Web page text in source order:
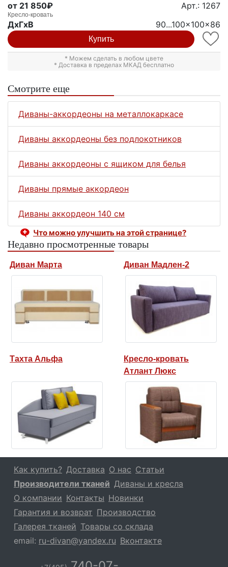
от 21 850₽ Арт.: 1267
Кресло-кровать
ДxГxВ 90...100x100x86
Купить
* Можем сделать в любом цвете
* Доставка в пределах МКАД бесплатно
Смотрите еще
Диваны-аккордеоны на металлокаркасе
Диваны аккордеоны без подлокотников
Диваны аккордеоны с ящиком для белья
Диваны прямые аккордеон
Диваны аккордеон 140 см
Что можно улучшить на этой странице?
Недавно просмотренные товары
Диван Марта Диван Мадлен-2
Тахта Альфа
Кресло-кровать
Атлант Люкс
Как купить? Доставка О нас Статьи
Производители тканей Диваны и кресла
О компании Контакты Новинки
Гарантия и возврат Производство
Галерея тканей Товары со склада
email: ru-divan@yandex.ru Вконтакте